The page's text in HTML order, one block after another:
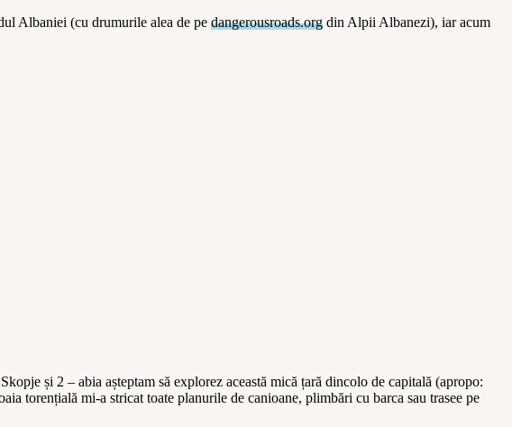
Albaniei (cu drumurile alea de pe dangerousroads.org din Alpii Albanezi), iar acum
și 2 – abia așteptam să explorez această mică țară dincolo de capitală (apropo:
torențială mi-a stricat toate planurile de canioane, plimbări cu barca sau trasee pe